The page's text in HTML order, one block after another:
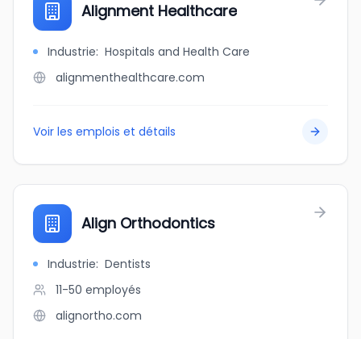
Alignment Healthcare
Industrie: Hospitals and Health Care
alignmenthealthcare.com
Voir les emplois et détails
Align Orthodontics
Industrie: Dentists
11-50 employés
alignortho.com